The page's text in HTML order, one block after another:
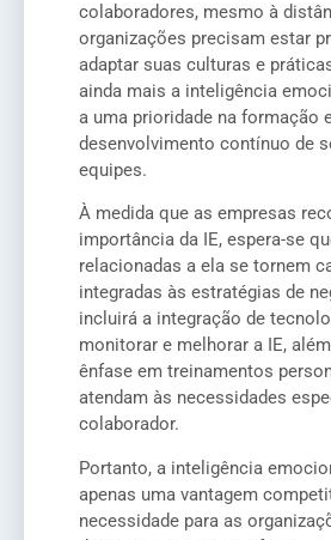
colaboradores, mesmo à
organizações precisam estar
adaptar suas culturas e
ainda mais a inteligência
a uma prioridade na formação
desenvolvimento contínuo de
equipes.
À medida que as empresas
importância da IE, espera-se
relacionadas a ela se tornem
integradas às estratégias de
incluirá a integração de
monitorar e melhorar a IE,
ênfase em treinamentos
atendam às necessidades
colaborador.
Portanto, a inteligência
apenas uma vantagem
necessidade para as